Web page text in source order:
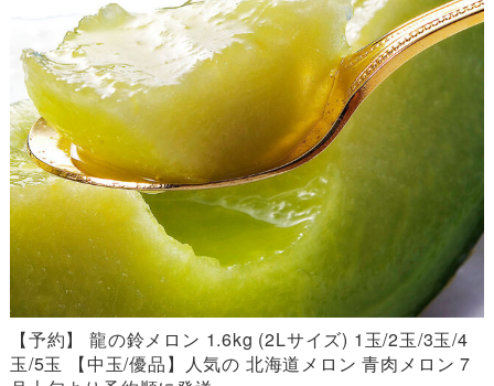
【予約】 龍の鈴メロン 1.6kg (2Lサイズ) 1玉/2玉/3玉/4
玉/5玉 【中玉/優品】人気の 北海道メロン 青肉メロン 7